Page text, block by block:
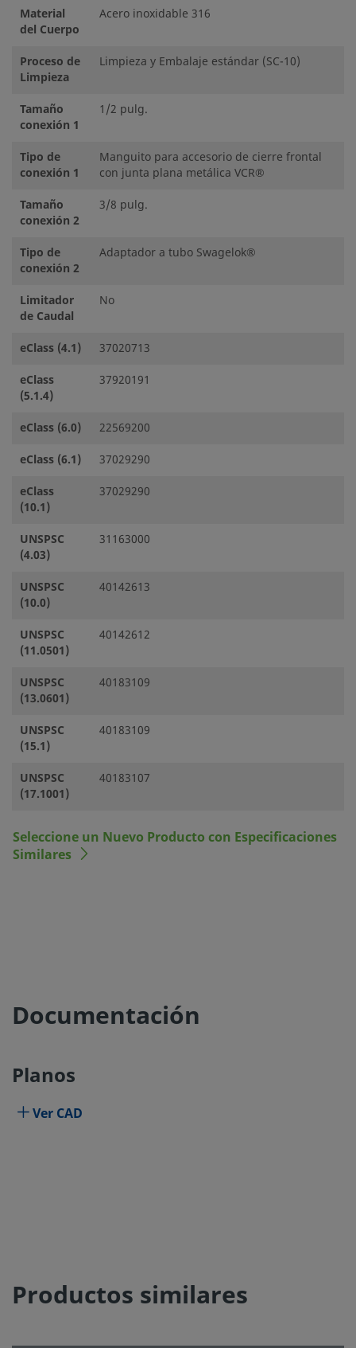
Material
del Cuerpo
Acero inoxidable 316
Proceso de
Limpieza
Limpieza y Embalaje estándar (SC-10)
Tamaño
conexión 1
1/2 pulg.
Tipo de
conexión 1
Manguito para accesorio de cierre frontal
con junta plana metálica VCR®
Tamaño
conexión 2
3/8 pulg.
Tipo de
conexión 2
Adaptador a tubo Swagelok®
Limitador
de Caudal
No
eClass (4.1)
37020713
eClass
(5.1.4)
37920191
eClass (6.0)
22569200
eClass (6.1)
37029290
eClass
(10.1)
37029290
UNSPSC
(4.03)
31163000
UNSPSC
(10.0)
40142613
UNSPSC
(11.0501)
40142612
UNSPSC
(13.0601)
40183109
UNSPSC
(15.1)
40183109
UNSPSC
(17.1001)
40183107
Seleccione un Nuevo Producto con Especificaciones
Similares
Documentación
Planos
Ver CAD
Productos similares